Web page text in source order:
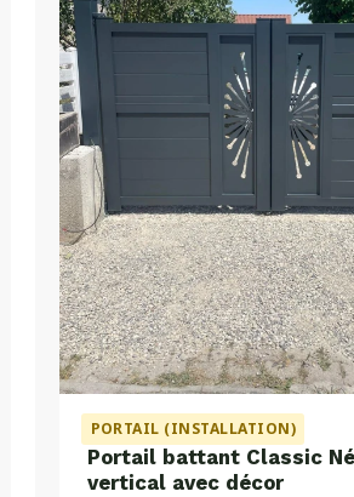
PORTAIL (INSTALLATION)
Portail battant Classic
vertical avec décor